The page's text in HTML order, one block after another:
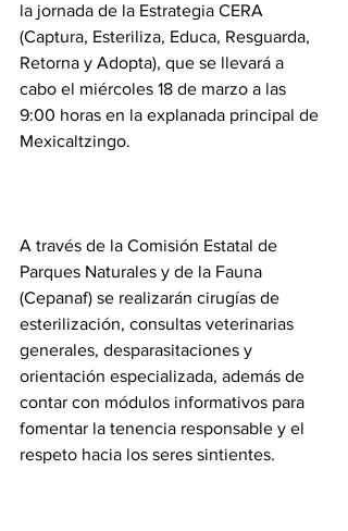
la jornada de la Estrategia CERA
(Captura, Esteriliza, Educa, Resguarda,
Retorna y Adopta), que se llevará a
cabo el miércoles 18 de marzo a las
9:00 horas en la explanada principal de
Mexicaltzingo.
A través de la Comisión Estatal de
Parques Naturales y de la Fauna
(Cepanaf) se realizarán cirugías de
esterilización, consultas veterinarias
generales, desparasitaciones y
orientación especializada, además de
contar con módulos informativos para
fomentar la tenencia responsable y el
respeto hacia los seres sintientes.